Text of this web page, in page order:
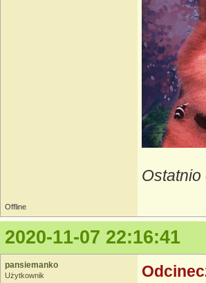
Offline
2020-11-07 22:16:41
pansiemanko
Użytkownik